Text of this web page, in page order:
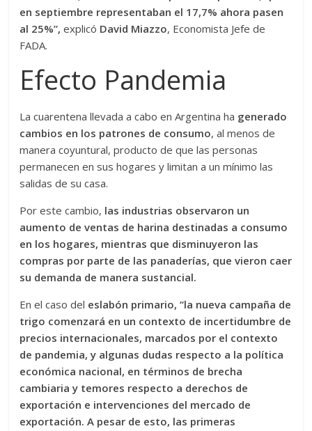
en septiembre representaban el 17,7% ahora pasen
al 25%”,explicó David Miazzo, Economista Jefe de
FADA.
Efecto Pandemia
La cuarentena llevada a cabo en Argentina ha generado
cambios en los patrones de consumo, al menos de
manera coyuntural, producto de que las personas
permanecen en sus hogares y limitan a un mínimo las
salidas de su casa.
Por este cambio, las industrias observaron un
aumento de ventas de harina destinadas a consumo
en los hogares, mientras que disminuyeron las
compras por parte de las panaderías, que vieron caer
su demanda de manera sustancial.
En el caso del eslabón primario, “la nueva campaña de
trigo comenzará en un contexto de incertidumbre de
precios internacionales, marcados por el contexto
de pandemia, y algunas dudas respecto a la política
económica nacional, en términos de brecha
cambiaria y temores respecto a derechos de
exportación e intervenciones del mercado de
exportación. A pesar de esto, las primeras